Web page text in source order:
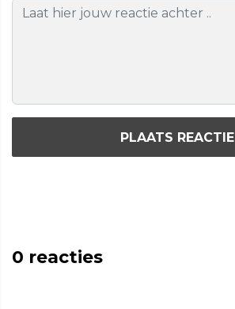
PLAATS REACTIE
0 reacties